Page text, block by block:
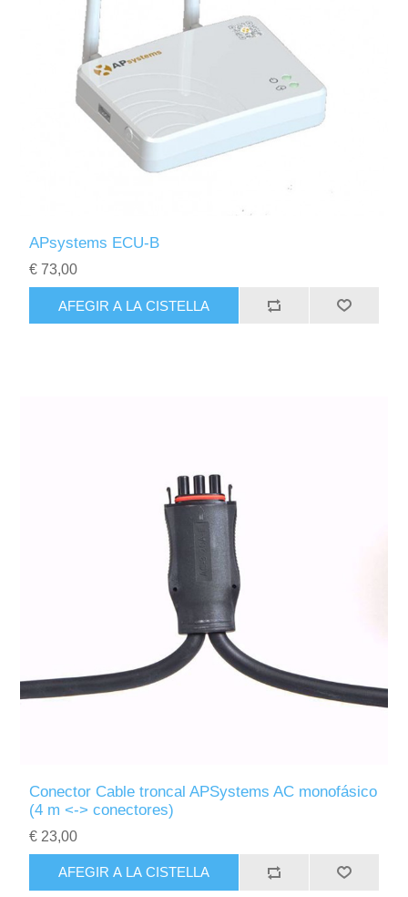
APsystems ECU-B
€ 73,00
Conector Cable troncal APSystems AC monofásico
(4 m <-> conectores)
€ 23,00